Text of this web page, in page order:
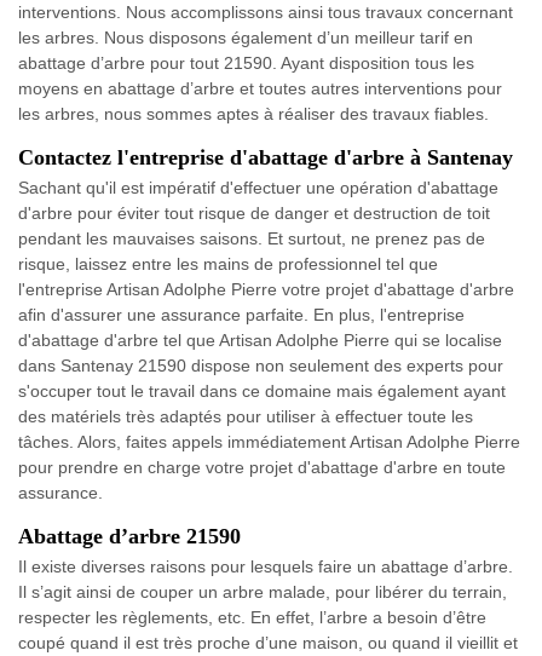
interventions. Nous accomplissons ainsi tous travaux concernant
les arbres. Nous disposons également d’un meilleur tarif en
abattage d’arbre pour tout 21590. Ayant disposition tous les
moyens en abattage d’arbre et toutes autres interventions pour
les arbres, nous sommes aptes à réaliser des travaux fiables.
Contactez l'entreprise d'abattage d'arbre à Santenay
Sachant qu'il est impératif d'effectuer une opération d'abattage
d'arbre pour éviter tout risque de danger et destruction de toit
pendant les mauvaises saisons. Et surtout, ne prenez pas de
risque, laissez entre les mains de professionnel tel que
l'entreprise Artisan Adolphe Pierre votre projet d'abattage d'arbre
afin d'assurer une assurance parfaite. En plus, l'entreprise
d'abattage d'arbre tel que Artisan Adolphe Pierre qui se localise
dans Santenay 21590 dispose non seulement des experts pour
s'occuper tout le travail dans ce domaine mais également ayant
des matériels très adaptés pour utiliser à effectuer toute les
tâches. Alors, faites appels immédiatement Artisan Adolphe Pierre
pour prendre en charge votre projet d'abattage d'arbre en toute
assurance.
Abattage d’arbre 21590
Il existe diverses raisons pour lesquels faire un abattage d’arbre.
Il s’agit ainsi de couper un arbre malade, pour libérer du terrain,
respecter les règlements, etc. En effet, l’arbre a besoin d’être
coupé quand il est très proche d’une maison, ou quand il vieillit et